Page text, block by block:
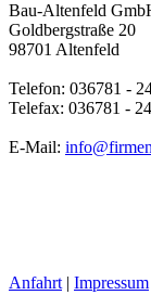
Bau-Altenfeld
Goldbergstraße 20
98701 Altenfeld
Telefon: 036781 -
Telefax: 036781 -
E-Mail:
Anfahrt | Impressum